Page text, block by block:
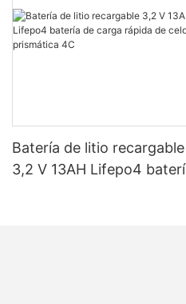
Batería de litio recargable
3,2 V 13AH Lifepo4